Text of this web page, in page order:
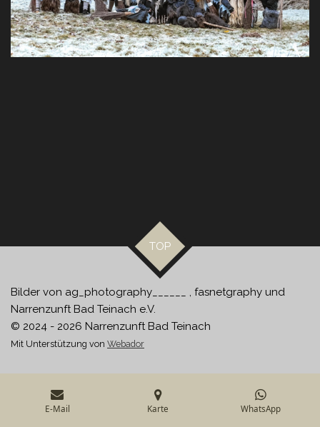
TOP
Bilder von ag_photography______ , fasnetgraphy und
Narrenzunft Bad Teinach e.V.
© 2024 - 2026 Narrenzunft Bad Teinach
Mit Unterstützung von Webador
E-Mail Karte WhatsApp